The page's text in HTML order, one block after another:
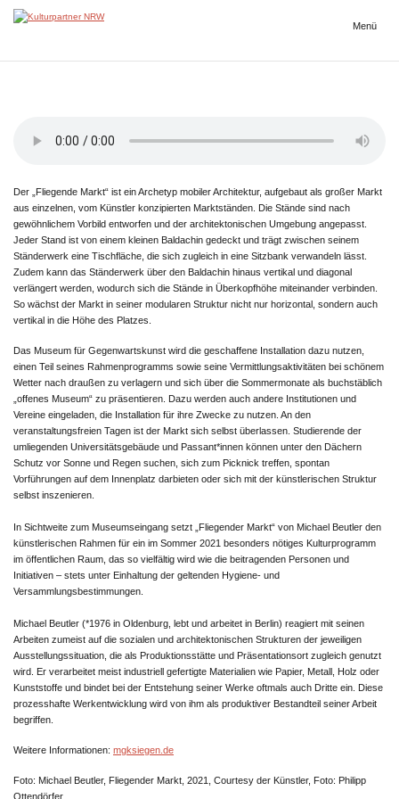
Inhalt
NRW
Menü
Der „Fliegende Markt“ ist ein Archetyp mobiler Architektur, aufgebaut als großer Markt
aus einzelnen, vom Künstler konzipierten Marktständen. Die Stände sind nach
gewöhnlichem Vorbild entworfen und der architektonischen Umgebung angepasst.
Jeder Stand ist von einem kleinen Baldachin gedeckt und trägt zwischen seinem
Ständerwerk eine Tischfläche, die sich zugleich in eine Sitzbank verwandeln lässt.
Zudem kann das Ständerwerk über den Baldachin hinaus vertikal und diagonal
verlängert werden, wodurch sich die Stände in Überkopfhöhe miteinander verbinden.
So wächst der Markt in seiner modularen Struktur nicht nur horizontal, sondern auch
vertikal in die Höhe des Platzes.
Das Museum für Gegenwartskunst wird die geschaffene Installation dazu nutzen,
einen Teil seines Rahmenprogramms sowie seine Vermittlungsaktivitäten bei schönem
Wetter nach draußen zu verlagern und sich über die Sommermonate als buchstäblich
„offenes Museum“ zu präsentieren. Dazu werden auch andere Institutionen und
Vereine eingeladen, die Installation für ihre Zwecke zu nutzen. An den
veranstaltungsfreien Tagen ist der Markt sich selbst überlassen. Studierende der
umliegenden Universitätsgebäude und Passant*innen können unter den Dächern
Schutz vor Sonne und Regen suchen, sich zum Picknick treffen, spontan
Vorführungen auf dem Innenplatz darbieten oder sich mit der künstlerischen Struktur
selbst inszenieren.
In Sichtweite zum Museumseingang setzt „Fliegender Markt“ von Michael Beutler den
künstlerischen Rahmen für ein im Sommer 2021 besonders nötiges Kulturprogramm
im öffentlichen Raum, das so vielfältig wird wie die beitragenden Personen und
Initiativen – stets unter Einhaltung der geltenden Hygiene- und
Versammlungsbestimmungen.
Michael Beutler (*1976 in Oldenburg, lebt und arbeitet in Berlin) reagiert mit seinen
Arbeiten zumeist auf die sozialen und architektonischen Strukturen der jeweiligen
Ausstellungssituation, die als Produktionsstätte und Präsentationsort zugleich genutzt
wird. Er verarbeitet meist industriell gefertigte Materialien wie Papier, Metall, Holz oder
Kunststoffe und bindet bei der Entstehung seiner Werke oftmals auch Dritte ein. Diese
prozesshafte Werkentwicklung wird von ihm als produktiver Bestandteil seiner Arbeit
begriffen.
Weitere Informationen: mgksiegen.de
Foto: Michael Beutler, Fliegender Markt, 2021, Courtesy der Künstler, Foto: Philipp
Ottendörfer